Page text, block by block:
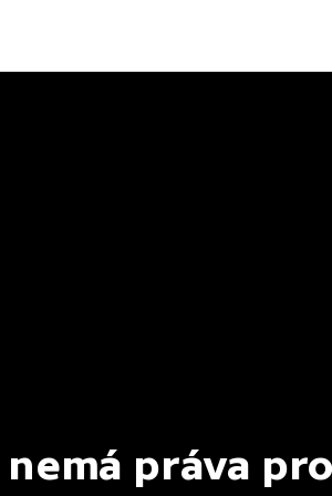
nemá práva